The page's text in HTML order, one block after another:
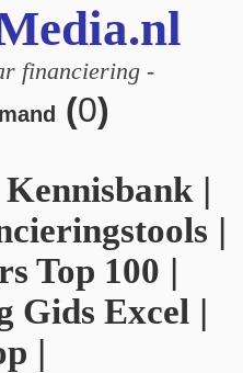
financiering -
(0)
Kennisbank|
|
Top 100 |
Gids Excel |
|